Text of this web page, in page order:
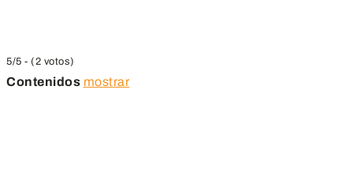
5/5 - (2 votos)
Contenidos mostrar